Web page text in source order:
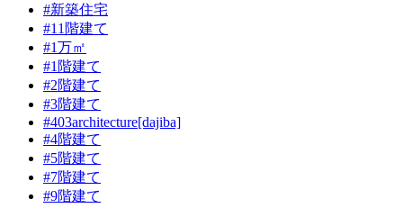
#新築住宅
#11階建て
#1万㎡
#1階建て
#2階建て
#3階建て
#403architecture[dajiba]
#4階建て
#5階建て
#7階建て
#9階建て